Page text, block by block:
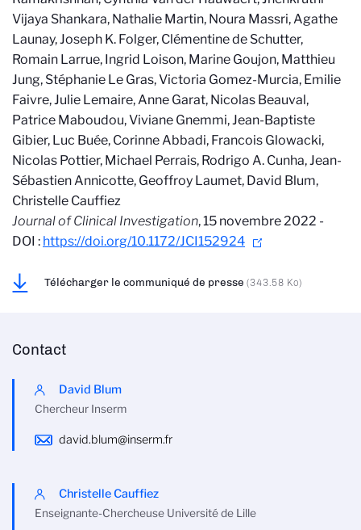
Vijaya Shankara, Nathalie Martin, Noura Massri, Agathe
Launay, Joseph K. Folger, Clémentine de Schutter,
Romain Larrue, Ingrid Loison, Marine Goujon, Matthieu
Jung, Stéphanie Le Gras, Victoria Gomez-Murcia, Emilie
Faivre, Julie Lemaire, Anne Garat, Nicolas Beauval,
Patrice Maboudou, Viviane Gnemmi, Jean-Baptiste
Gibier, Luc Buée, Corinne Abbadi, Francois Glowacki,
Nicolas Pottier, Michael Perrais, Rodrigo A. Cunha, Jean-
Sébastien Annicotte, Geoffroy Laumet, David Blum,
Christelle Cauffiez
Journal of Clinical Investigation, 15 novembre 2022 -
DOI : https://doi.org/10.1172/JCI152924
Télécharger le communiqué de presse (343.58 Ko)
Contact
David Blum
Chercheur Inserm
david.blum@inserm.fr
Christelle Cauffiez
Enseignante-Chercheuse Université de Lille